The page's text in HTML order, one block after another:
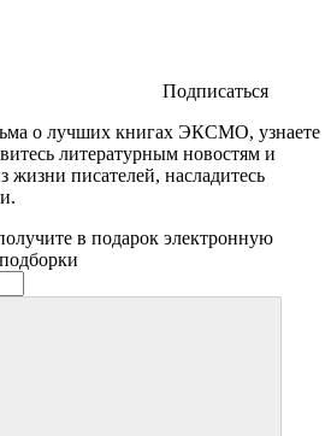
Подписаться
о лучших книгах ЭКСМО, узнаете
литературным новостям и
писателей, насладитесь
в подарок электронную